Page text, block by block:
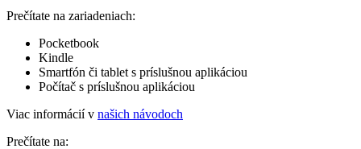
Prečítate na zariadeniach:
Pocketbook
Kindle
Smartfón či tablet s príslušnou aplikáciou
Počítač s príslušnou aplikáciou
Viac informácií v našich návodoch
Prečítate na: